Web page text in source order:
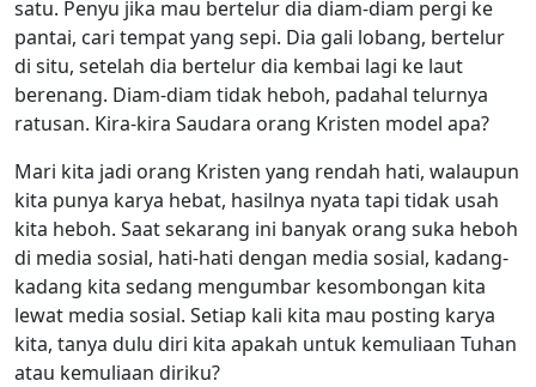
satu. Penyu jika mau bertelur dia diam-diam pergi ke
pantai, cari tempat yang sepi. Dia gali lobang, bertelur
di situ, setelah dia bertelur dia kembai lagi ke laut
berenang. Diam-diam tidak heboh, padahal telurnya
ratusan. Kira-kira Saudara orang Kristen model apa?
Mari kita jadi orang Kristen yang rendah hati, walaupun
kita punya karya hebat, hasilnya nyata tapi tidak usah
kita heboh. Saat sekarang ini banyak orang suka heboh
di media sosial, hati-hati dengan media sosial, kadang-
kadang kita sedang mengumbar kesombongan kita
lewat media sosial. Setiap kali kita mau posting karya
kita, tanya dulu diri kita apakah untuk kemuliaan Tuhan
atau kemuliaan diriku?